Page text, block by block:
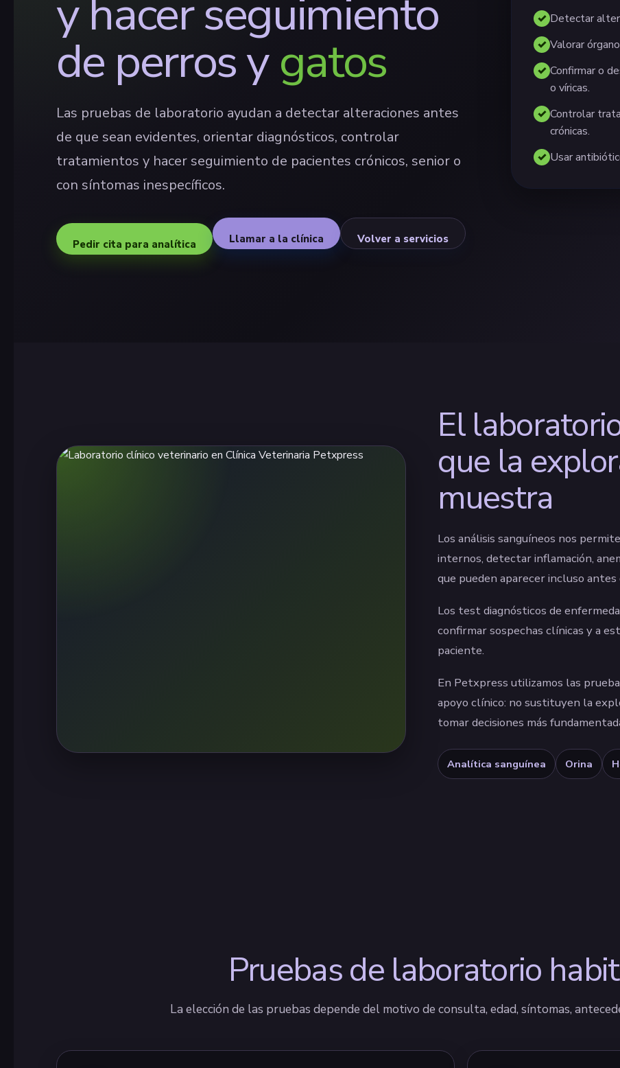
y hacer seguimiento
de perros ygatos
Las pruebas de laboratorio ayudan a detectar alteraciones antes
de que sean evidentes, orientar diagnósticos, controlar
tratamientos y hacer seguimiento de pacientes crónicos, senior o
con síntomas inespecíficos.
Pedir cita para analítica Llamar a la clínica Volver a servicios
Detectar
Valorar
Confirmar o
o víricas.
Controlar
crónicas.
Usar
El
que la
muestra
Los análisis sanguíneos nos
internos, detectar inflamación,
que pueden aparecer incluso antes
Los test diagnósticos de
confirmar sospechas clínicas y a
paciente.
En Petxpress utilizamos las
apoyo clínico: no sustituyen la
tomar decisiones más
Analítica sanguínea Orina
Pruebas de laboratorio
La elección de las pruebas depende del motivo de consulta, edad, síntomas,